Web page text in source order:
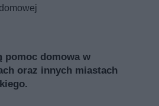
pomoc domowa w
oraz innych miastach